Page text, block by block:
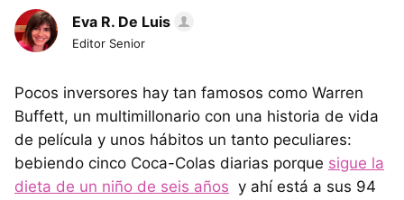
Eva R. De Luis
Editor Senior
Pocos inversores hay tan famosos como Warren
Buffett, un multimillonario con una historia de vida
de película y unos hábitos un tanto peculiares:
bebiendo cinco Coca-Colas diarias porque sigue la
dieta de un niño de seis años y ahí está a sus 94